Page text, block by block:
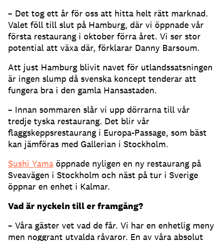
– Det tog ett år för oss att hitta helt rätt marknad.
Valet föll till slut på Hamburg, där vi öppnade vår
första restaurang i oktober förra året. Vi ser stor
potential att växa där, förklarar Danny Barsoum.
Att just Hamburg blivit navet för utlandssatsningen
är ingen slump då svenska koncept tenderar att
fungera bra i den gamla Hansastaden.
– Innan sommaren slår vi upp dörrarna till vår
tredje tyska restaurang. Det blir vår
flaggskeppsrestaurang i Europa-Passage, som bäst
kan jämföras med Gallerian i Stockholm.
Sushi Yama öppnade nyligen en ny restaurang på
Sveavägen i Stockholm och näst på tur i Sverige
öppnar en enhet i Kalmar.
Vad är nyckeln till er framgång?
– Våra gäster vet vad de får. Vi har en enhetlig meny
men noggrant utvalda råvaror. En av våra absolut